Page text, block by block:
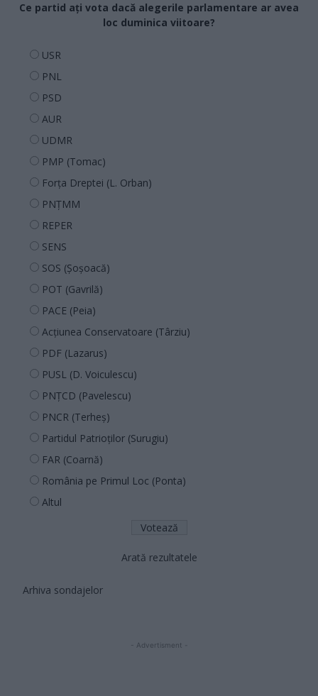
Ce partid ați vota dacă alegerile parlamentare ar avea
loc duminica viitoare?
USR
PNL
PSD
AUR
UDMR
PMP (Tomac)
Forța Dreptei (L. Orban)
PNȚMM
REPER
SENS
SOS (Șoșoacă)
POT (Gavrilă)
PACE (Peia)
Acțiunea Conservatoare (Târziu)
PDF (Lazarus)
PUSL (D. Voiculescu)
PNȚCD (Pavelescu)
PNCR (Terheș)
Partidul Patrioților (Surugiu)
FAR (Coarnă)
România pe Primul Loc (Ponta)
Altul
Arată rezultatele
Arhiva sondajelor
- Advertisment -